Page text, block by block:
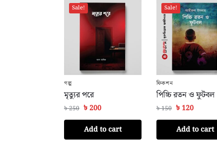
Sale!
গল্প
মৃত্যুর পরে
৳250 ৳200
Add to cart
Sale!
ফিকশন
পিচ্চি রতন ও ফুটবল
৳150 ৳120
Add to cart